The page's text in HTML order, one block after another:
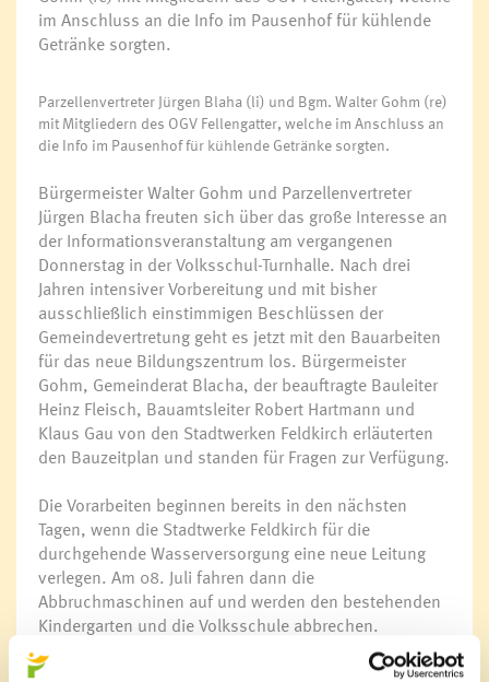
Parzellenvertreter Jürgen Blaha (li) und Bgm. Walter Gohm (re)
mit Mitgliedern des OGV Fellengatter, welche im Anschluss an
die Info im Pausenhof für kühlende Getränke sorgten.
Bürgermeister Walter Gohm und Parzellenvertreter
Jürgen Blacha freuten sich über das große Interesse an
der Informationsveranstaltung am vergangenen
Donnerstag in der Volksschul-Turnhalle. Nach drei
Jahren intensiver Vorbereitung und mit bisher
ausschließlich einstimmigen Beschlüssen der
Gemeindevertretung geht es jetzt mit den Bauarbeiten
für das neue Bildungszentrum los. Bürgermeister
Gohm, Gemeinderat Blacha, der beauftragte Bauleiter
Heinz Fleisch, Bauamtsleiter Robert Hartmann und
Klaus Gau von den Stadtwerken Feldkirch erläuterten
den Bauzeitplan und standen für Fragen zur Verfügung.
Die Vorarbeiten beginnen bereits in den nächsten
Tagen, wenn die Stadtwerke Feldkirch für die
durchgehende Wasserversorgung eine neue Leitung
verlegen. Am 08. Juli fahren dann die
Abbruchmaschinen auf und werden den bestehenden
Kindergarten und die Volksschule abbrechen.
Hunderte Tonnen Material müssen zerkleinert, getrennt
und zur Wiederverwertung bzw. Entsorgung